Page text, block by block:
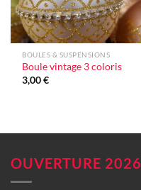
BOULES & SUSPENSIONS
Boule vintage 3 coloris
3,00€
OUVERTURE 2026